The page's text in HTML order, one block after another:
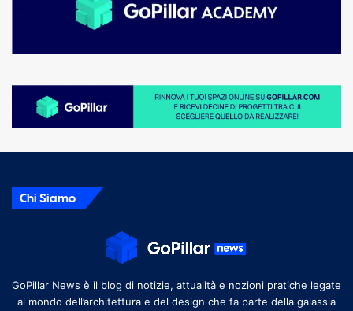
Chi Siamo
GoPillar News è il blog di notizie, attualità e nozioni pratiche legate
al mondo dell’architettura e del design che fa parte della galassia